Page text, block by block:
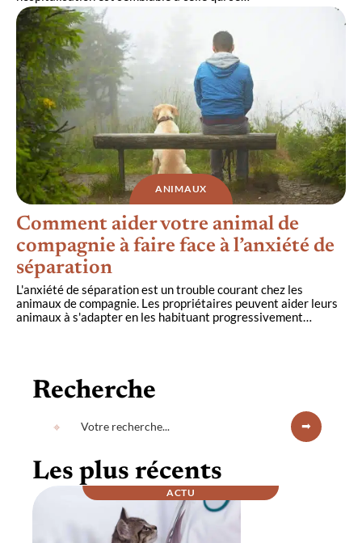
ANIMAUX
Comment aider votre animal de
compagnie à faire face à l’anxiété de
séparation
L'anxiété de séparation est un trouble courant chez les
animaux de compagnie. Les propriétaires peuvent aider leurs
animaux à s'adapter en les habituant progressivement…
Recherche
Les plus récents
ACTU